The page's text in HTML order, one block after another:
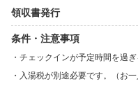
領収書発行
条件・注意事項
チェックインが予定時間を過ぎ
入湯税が別途必要です。（お一